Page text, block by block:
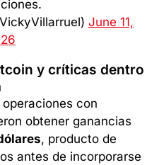
June 11,
y críticas dentro
con
obtener ganancias
, producto de
antes de incorporarse